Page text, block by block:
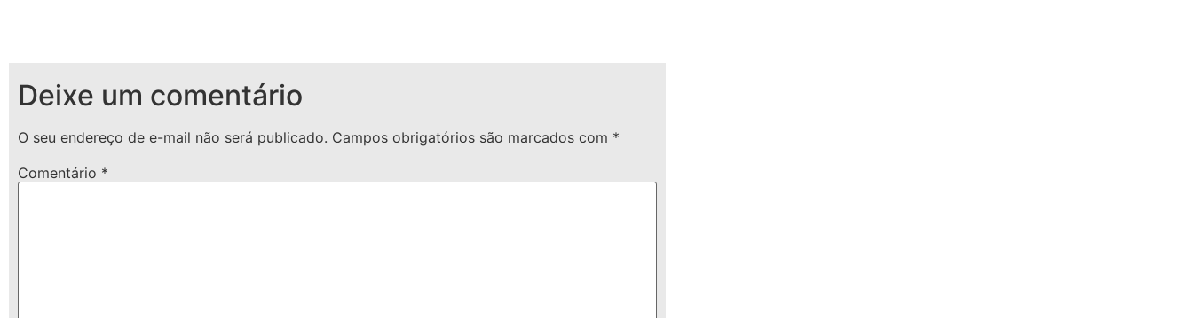
Deixe um comentário
O seu endereço de e-mail não será publicado. Campos obrigatórios são marcados com *
Comentário *